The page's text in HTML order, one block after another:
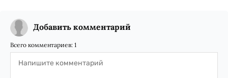
Добавить комментарий
Всего комментариев: 1